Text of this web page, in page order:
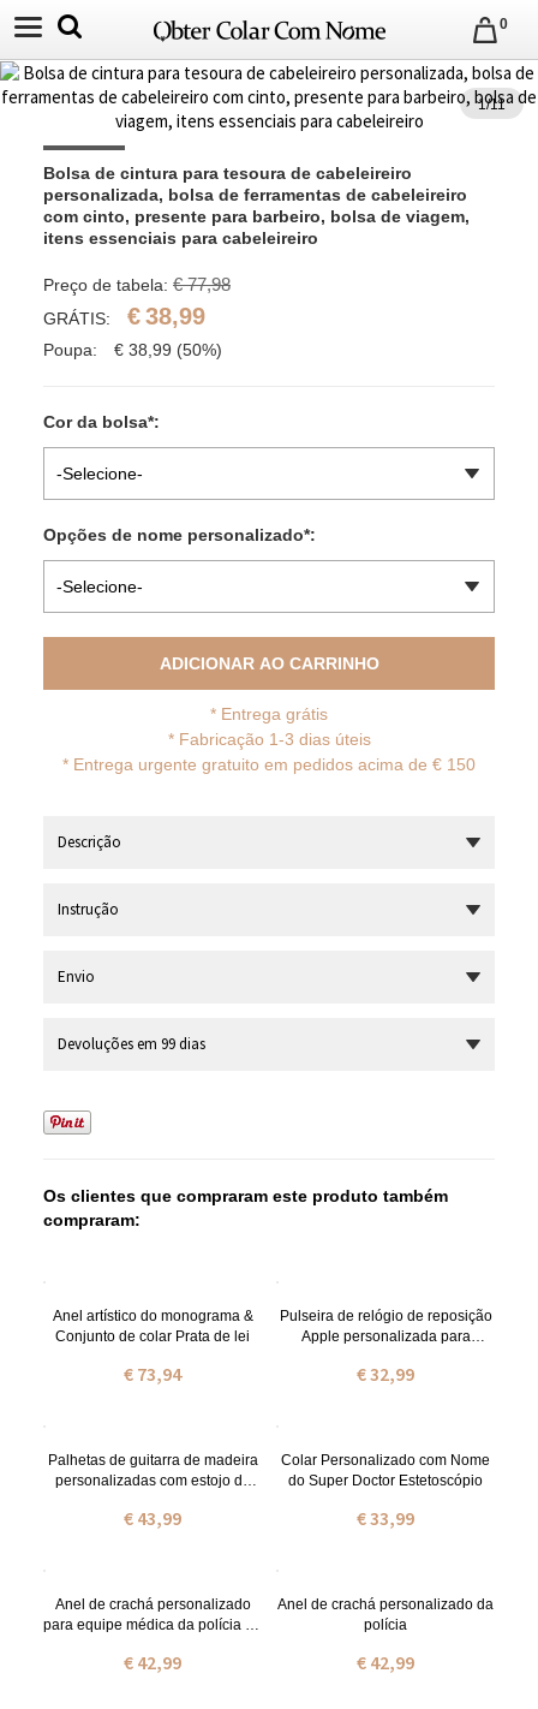
0
1/11
Bolsa de cintura para tesoura de cabeleireiro
personalizada, bolsa de ferramentas de cabeleireiro
com cinto, presente para barbeiro, bolsa de viagem,
itens essenciais para cabeleireiro
Preço de tabela: € 77,98
GRÁTIS: €38,99
Poupa: € 38,99 (50%)
Cor da bolsa*:
-Selecione-
Opções de nome personalizado*:
-Selecione-
ADICIONAR AO CARRINHO
* Entrega grátis
* Fabricação 1-3 dias úteis
* Entrega urgente gratuito em pedidos acima de € 150
Descrição
Instrução
Envio
Devoluções em 99 dias
Os clientes que compraram este produto também
compraram:
Anel artístico do monograma &
Conjunto de colar Prata de lei
€ 73,94
Pulseira de relógio de reposição
Apple personalizada para
€ 32,99
Palhetas de guitarra de madeira
personalizadas com estojo de
suporte gravada, presente de
€ 43,99
Colar Personalizado com Nome
do Super Doctor Estetoscópio
€ 33,99
Anel de crachá personalizado
para equipe médica da polícia de
€ 42,99
Anel de crachá personalizado da
polícia
€ 42,99